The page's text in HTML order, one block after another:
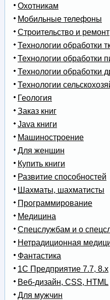
Охотникам
Мобильные телефоны
Строительство и ремонт
Технологии обработки
Технологии обработки
Технологии обработки
Технологии
Геология
Заказ книг
Java книги
Машиностроение
Для женщин
Купить книги
Развитие способностей
Шахматы, шахматисты
Программирование
Медицина
Спецслужбам и о
Нетрадиционная
Фантастика
1С Предприятие 7.7, 8.x
Веб-дизайн, CSS, HTML
Для мужчин